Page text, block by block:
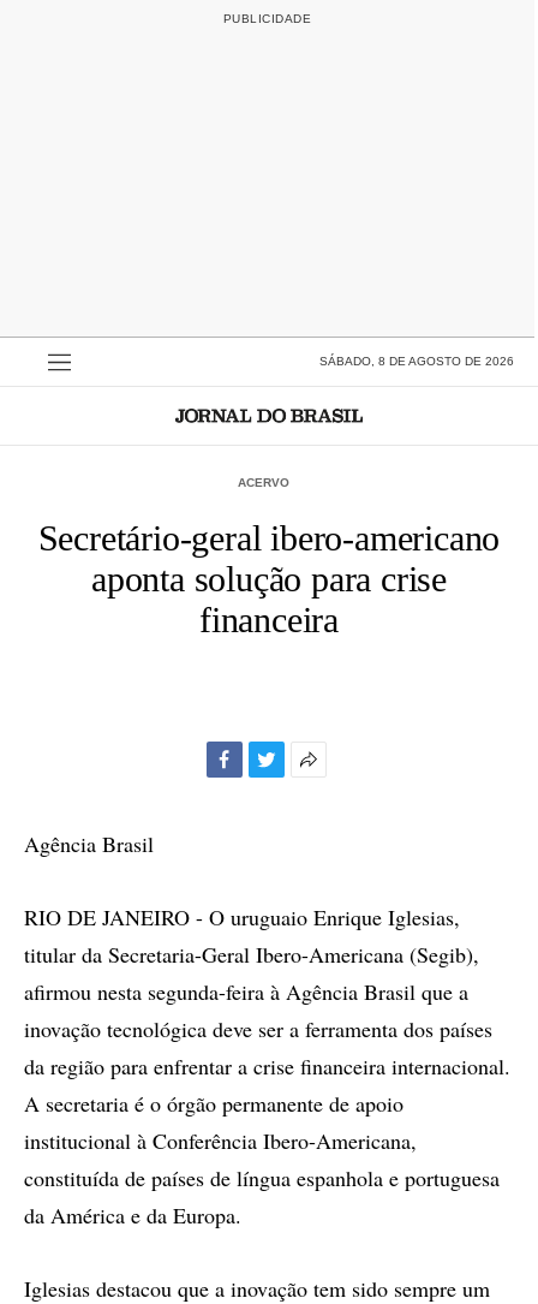
SÁBADO, 8 DE AGOSTO DE 2026
ACERVO
Secretário-geral ibero-americano
aponta solução para crise
financeira
Agência Brasil
RIO DE JANEIRO - O uruguaio Enrique Iglesias,
titular da Secretaria-Geral Ibero-Americana (Segib),
afirmou nesta segunda-feira à Agência Brasil que a
inovação tecnológica deve ser a ferramenta dos países
da região para enfrentar a crise financeira internacional.
A secretaria é o órgão permanente de apoio
institucional à Conferência Ibero-Americana,
constituída de países de língua espanhola e portuguesa
da América e da Europa.
Iglesias destacou que a inovação tem sido sempre um